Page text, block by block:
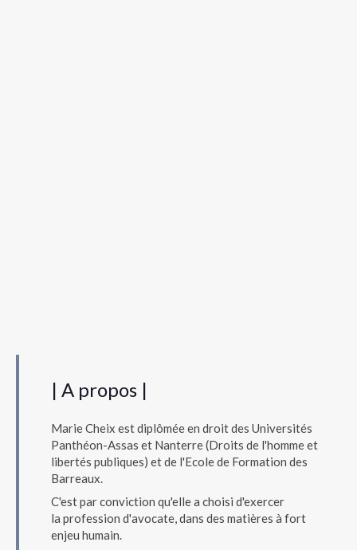
| A propos |
Marie Cheix est diplômée en droit des Universités
Panthéon-Assas et Nanterre (Droits de l'homme et
libertés publiques) et de l'Ecole de Formation des
Barreaux.
C'est par conviction qu'elle a choisi d'exercer
la profession d'avocate, dans des matières à fort
enjeu humain.